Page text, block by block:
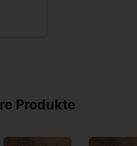
Produkte